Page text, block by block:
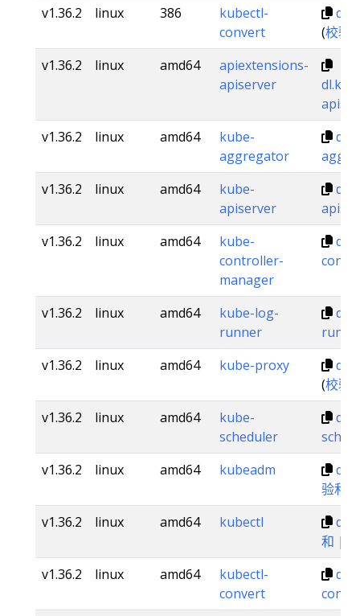
v1.36.2
linux 386
kubectl-
convert
(校验
v1.36.2
linux amd64
apiextensions-
apiserver
v1.36.2
linux amd64
kube-
aggregator
v1.36.2
linux amd64
kube-
apiserver
v1.36.2
linux amd64
kube-
controller-
manager
v1.36.2 linux amd64
kube-log-
runner
v1.36.2
linux amd64 kube-proxy
(校验
v1.36.2
linux amd64
kube-
scheduler
v1.36.2
linux amd64 kubeadm
验和
v1.36.2
linux amd64 kubectl
和 |
v1.36.2
linux amd64
kubectl-
convert